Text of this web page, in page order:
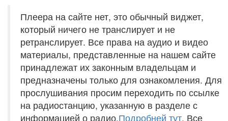
Плеера на сайте нет, это обычный виджет,
который ничего не транслирует и не
ретранслирует. Все права на аудио и видео
материалы, представленные на нашем сайте
принадлежат их законным владельцам и
предназначены только для ознакомления. Для
прослушивания просим переходить по ссылке
на радиостанцию, указанную в разделе с
информацией о радио.Подробней тут. Все